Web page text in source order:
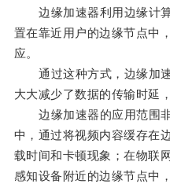
边缘加速器利用边缘计算
置在靠近用户的边缘节点中
应。
通过这种方式，边缘加速
大大减少了数据的传输时延
边缘加速器的应用范围非
中，通过将视频内容缓存在
载时间和卡顿现象；在物联
感知设备附近的边缘节点中